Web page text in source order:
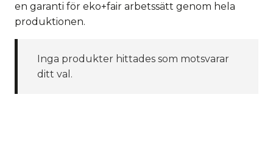
en garanti för eko+fair arbetssätt genom hela
produktionen.
Inga produkter hittades som motsvarar
ditt val.